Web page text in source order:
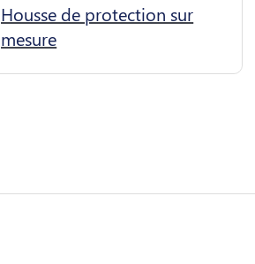
Housse de protection sur
mesure